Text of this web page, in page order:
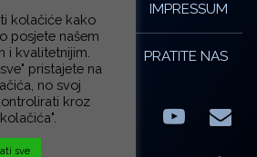
IMPRESSUM
PRATITE NAS
FacebookLinkedIn E-
kolačiće kako
posjete našem
i kvalitetnijim.
pristajete na
no svoj
kroz
sve